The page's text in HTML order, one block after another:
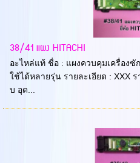
38/41 แผง HITACHI
อะไหล่แท้ ชื่อ : แผงควบคุมเครื่องซั
ใช้ได้หลายรุ่น รายละเอียด : XXX
บ อุด...